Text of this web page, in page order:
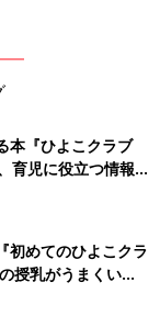
本『ひよこクラブ
児に役立つ情報が
初めてのひよこクラ
授乳がうまくい
のトラブル 解決テ